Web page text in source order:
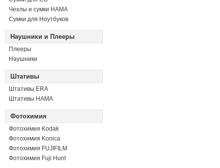
Чехлы и сумки HAMA
Сумки для Ноутбуков
Наушники и Плееры
Плееры
Наушники
Штативы
Штативы ERA
Штативы HAMA
Фотохимия
Фотохимия Kodak
Фотохимия Konica
Фотохимия FUJIFILM
Фотохимия Fuji Hunt